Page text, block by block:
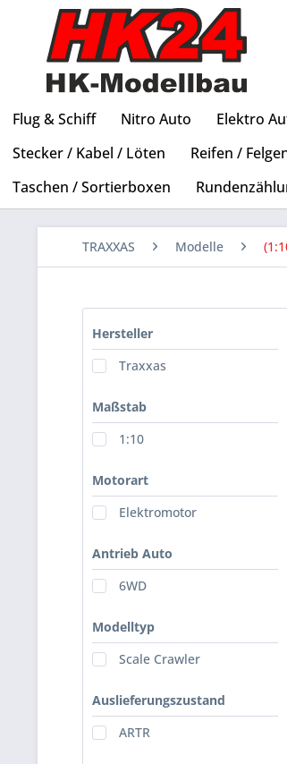
Flug & Schiff Nitro Auto Elektro
Stecker / Kabel / Löten
Reifen /
Taschen / Sortierboxen
TRAXXAS Modelle
Hersteller
Traxxas
Maßstab
1:10
Motorart
Elektromotor
Antrieb Auto
6WD
Modelltyp
Scale Crawler
Auslieferungszustand
ARTR